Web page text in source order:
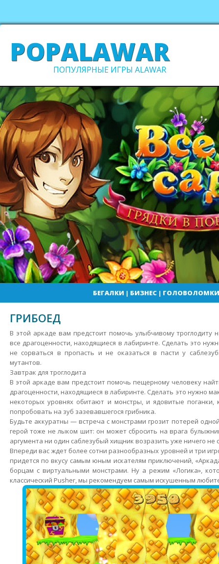
POPALAWAR
ПОПУЛЯРНЫЕ ИГРЫ ALAWAR
БЕГАЛКИ | БИЗНЕС| ГОЛОВОЛОМКИ
ГРИБОЕД
В этой аркаде вам предстоит помочь улыбчивому троглодиту
все драгоценности, находящиеся в лабиринте. Сделать это
не сорваться в пропасть и не оказаться в пасти у
мутантов.
Завтрак для троглодита
В этой аркаде вам предстоит помочь пещерному человеку
драгоценности, находящиеся в лабиринте. Сделать это нужно
некоторых уровнях обитают и монстры, и ядовитые
попробовать на зуб зазевавшегося грибника.
Будьте аккуратны — встреча с монстрами грозит потерей
герой тоже не лыком шит: он может сбросить на врага
аргумента ни один саблезубый хищник возразить уже ничего не
Впереди вас ждет более сотни разнообразных уровней и три
придется по вкусу самым юным искателям приключений,
борцам с виртуальными монстрами. Ну а режим «Логика»,
классический Pusher, мы рекомендуем самым искушенным